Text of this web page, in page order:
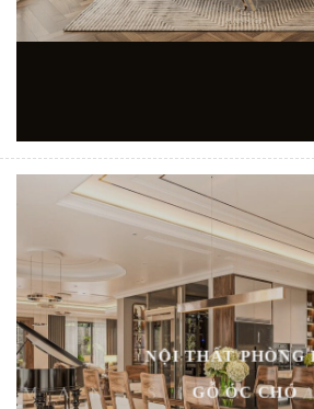
NỘI THẤT PHÒNG
GỖ ÓC CHÓ